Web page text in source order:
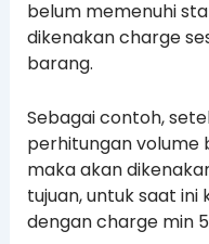
belum memenuhi
dikenakan charge
barang.
Sebagai contoh,
perhitungan volume
maka akan
tujuan, untuk saat
dengan charge min